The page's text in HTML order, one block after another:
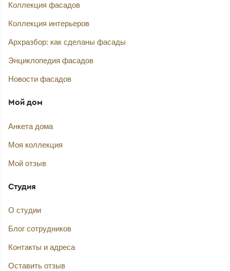
Коллекция фасадов
Коллекция интерьеров
Архразбор: как сделаны фасады
Энциклопедия фасадов
Новости фасадов
Мой дом
Анкета дома
Моя коллекция
Мой отзыв
Студия
О студии
Блог сотрудников
Контакты и адреса
Оставить отзыв